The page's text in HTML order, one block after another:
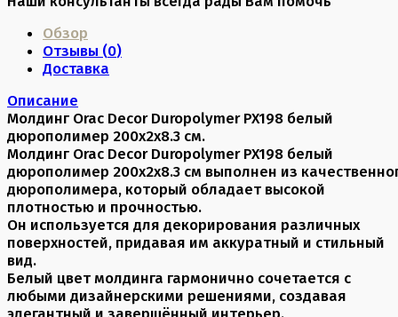
Обзор
Отзывы (0)
Доставка
Описание
Молдинг Orac Decor Duropolymer PX198 белый
дюрополимер 200x2x8.3 см.
Молдинг Orac Decor Duropolymer PX198 белый
дюрополимер 200x2x8.3 см выполнен из
дюрополимера, который обладает высокой
плотностью и прочностью.
Он используется для декорирования различных
поверхностей, придавая им аккуратный и стильный
вид.
Белый цвет молдинга гармонично сочетается с
любыми дизайнерскими решениями, создавая
элегантный и завершённый интерьер.